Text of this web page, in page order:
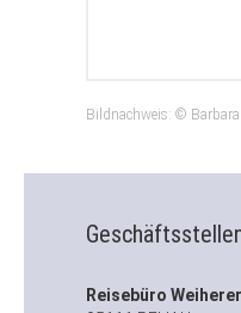
Bildnachweis: ©
Reisebüro Weiherer